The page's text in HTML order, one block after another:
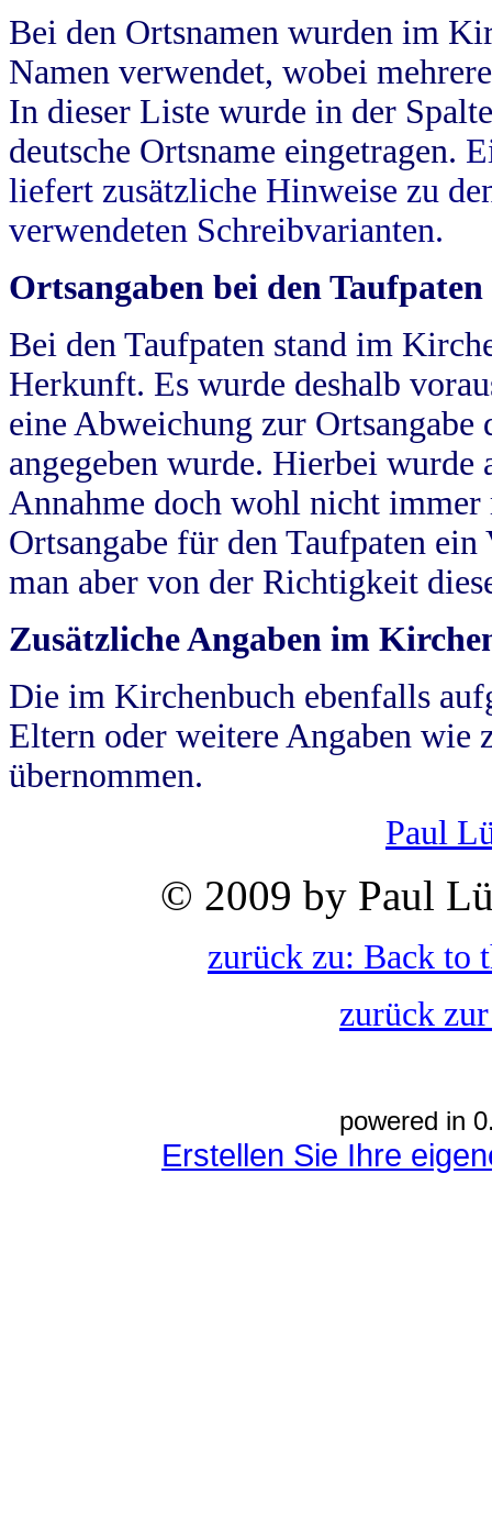
Bei den Ortsnamen wurden im
Namen verwendet, wobei
In dieser Liste wurde in der
deutsche Ortsname eingetragen.
liefert zusätzliche Hinweise zu
verwendeten Schreibvarianten.
Ortsangaben bei den Taufpaten
Bei den Taufpaten stand im
Herkunft. Es wurde deshalb
eine Abweichung zur
angegeben wurde. Hierbei wurde
Annahme doch wohl nicht
Ortsangabe für den Taufpaten
man aber von der Richtigkeit
Zusätzliche Angaben im
Die im Kirchenbuch ebenfalls
Eltern oder weitere Angaben wie
übernommen.
Paul
© 2009 by Paul
zurück zu: Back to
zurück
powered in
Erstellen Sie Ihre